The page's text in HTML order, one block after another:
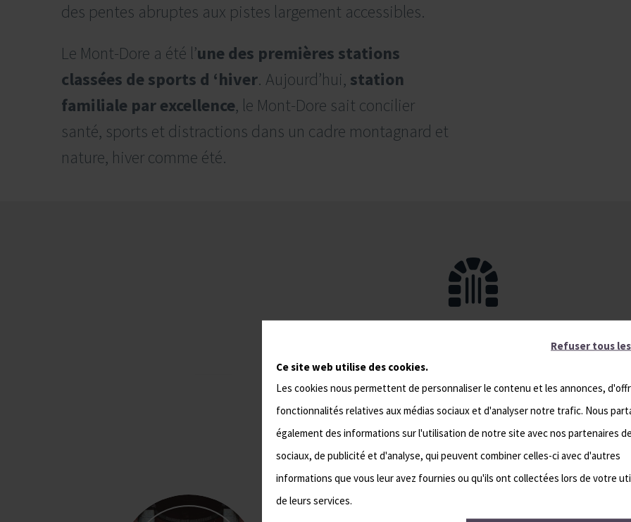
Refuser tous
Ce site web utilise des cookies.
Les cookies nous permettent de personnaliser le contenu et les annonces,
fonctionnalités relatives aux médias sociaux et d'analyser notre trafic. Nous
également des informations sur l'utilisation de notre site avec nos partenaires
sociaux, de publicité et d'analyse, qui peuvent combiner celles-ci avec d'autres
informations que vous leur avez fournies ou qu'ils ont collectées lors de votre
de leurs services.
des pentes abruptes aux pistes largement accessibles.
Le Mont-Dore a été l’une des premières stations
classées de sports d ‘hiver. Aujourd’hui, station
familiale par excellence, le Mont-Dore sait concilier
santé, sports et distractions dans un cadre montagnard et
nature, hiver comme été.
LE PATRIMOINE
INCONTOURNABLE DU
DORE